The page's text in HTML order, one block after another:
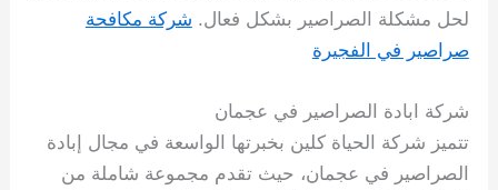
لحل مشكلة الصراصير بشكل فعال. شركة مكافحة
صراصير في الفجيرة
شركة ابادة الصراصير في عجمان
تتميز شركة الحياة كلين بخبرتها الواسعة في مجال إبادة
الصراصير في عجمان، حيث تقدم مجموعة شاملة من